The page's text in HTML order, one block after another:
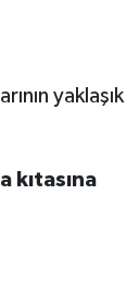
yaklaşık
kıtasına